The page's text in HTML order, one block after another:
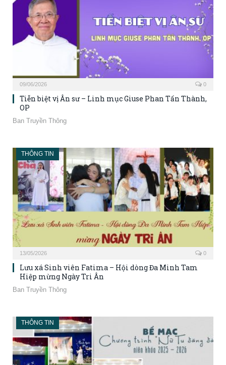
09/06/2026 0
Tiễn biệt vị Ân sư – Linh mục Giuse Phan Tấn Thành,
OP
Ban Truyền Thông
THÔNG TIN
13/05/2026 0
Lưu xá Sinh viên Fatima – Hội dòng Đa Minh Tam
Hiệp mừng Ngày Tri Ân
Ban Truyền Thông
THÔNG TIN